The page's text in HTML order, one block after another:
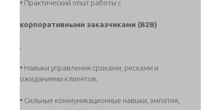
• Практический опыт работы с
корпоративными заказчиками (B2B)
.
• Навыки управления сроками, рисками и
ожиданиями клиентов.
• Сильные коммуникационные навыки, эмпатия,